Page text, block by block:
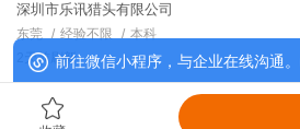
深圳市乐讯猎头有限公司
东莞 经验不限
本科
2天前刷新前往微信小程序，与企业在线沟通。